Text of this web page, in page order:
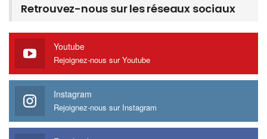
Retrouvez-nous sur les réseaux sociaux
Youtube
Rejoignez-nous sur Youtube
Instagram
Rejoignez-nous sur Instagram